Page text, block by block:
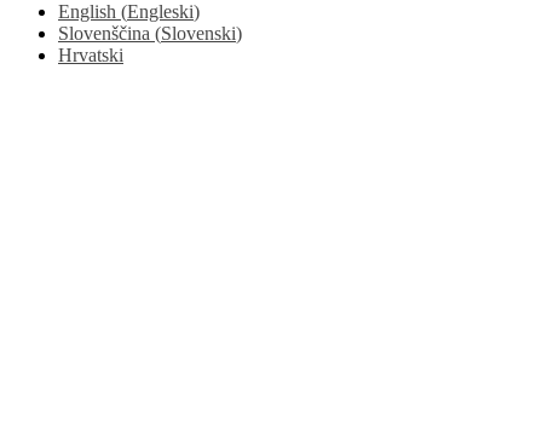
English (Engleski)
Slovenščina (Slovenski)
Hrvatski